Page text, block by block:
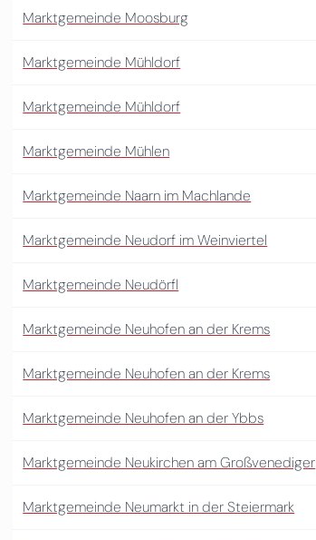
Marktgemeinde Moosburg
Marktgemeinde Mühldorf
Marktgemeinde Mühldorf
Marktgemeinde Mühlen
Marktgemeinde Naarn im Machlande
Marktgemeinde Neudorf im Weinviertel
Marktgemeinde Neudörfl
Marktgemeinde Neuhofen an der Krems
Marktgemeinde Neuhofen an der Krems
Marktgemeinde Neuhofen an der Ybbs
Marktgemeinde Neukirchen am Großvenediger
Marktgemeinde Neumarkt in der Steiermark